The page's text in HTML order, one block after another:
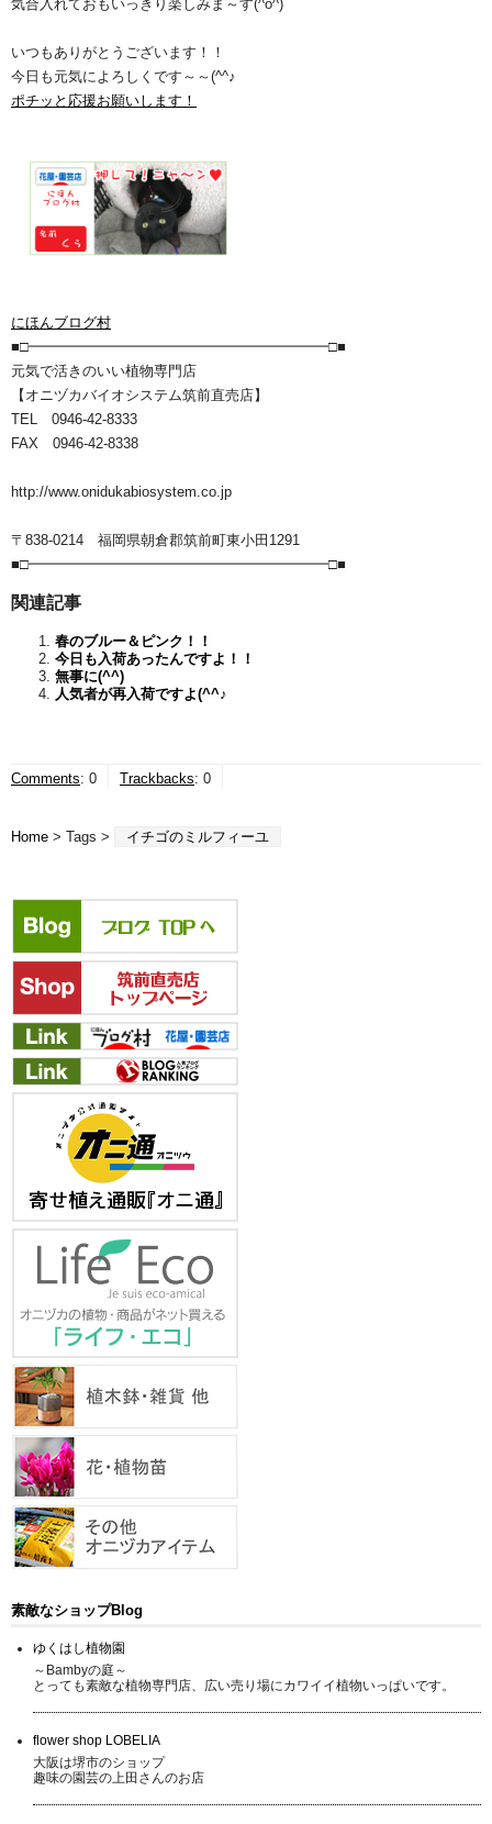
気合入れておもいっきり楽しみま～す(^o^)ゞ
いつもありがとうございます！！
今日も元気によろしくです～～(^^♪
ポチッと応援お願いします！
にほんブログ村
■□━━━━━━━━━━━━━━━━━━━━━□■
元気で活きのいい植物専門店
【オニヅカバイオシステム筑前直売店】
TEL 0946-42-8333
FAX 0946-42-8338
http://www.onidukabiosystem.co.jp
〒838-0214 福岡県朝倉郡筑前町東小田1291
■□━━━━━━━━━━━━━━━━━━━━━□■
関連記事
春のブルー＆ピンク！！
今日も入荷あったんですよ！！
無事に(^^)
人気者が再入荷ですよ(^^♪
Comments: 0 Trackbacks: 0
Home > Tags > イチゴのミルフィーユ
素敵なショップBlog
ゆくはし植物園
～Bambyの庭～
とっても素敵な植物専門店、広い売り場にカワイイ植物いっぱいです。
flower shop LOBELIA
大阪は堺市のショップ
趣味の園芸の上田さんのお店